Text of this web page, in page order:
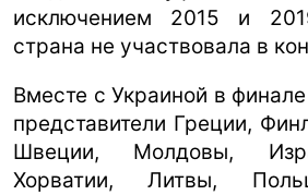
исключением 2015 и
страна не участвовала в
Вместе с Украиной в
представители Греции,
Швеции, Молдовы,
Хорватии, Литвы,